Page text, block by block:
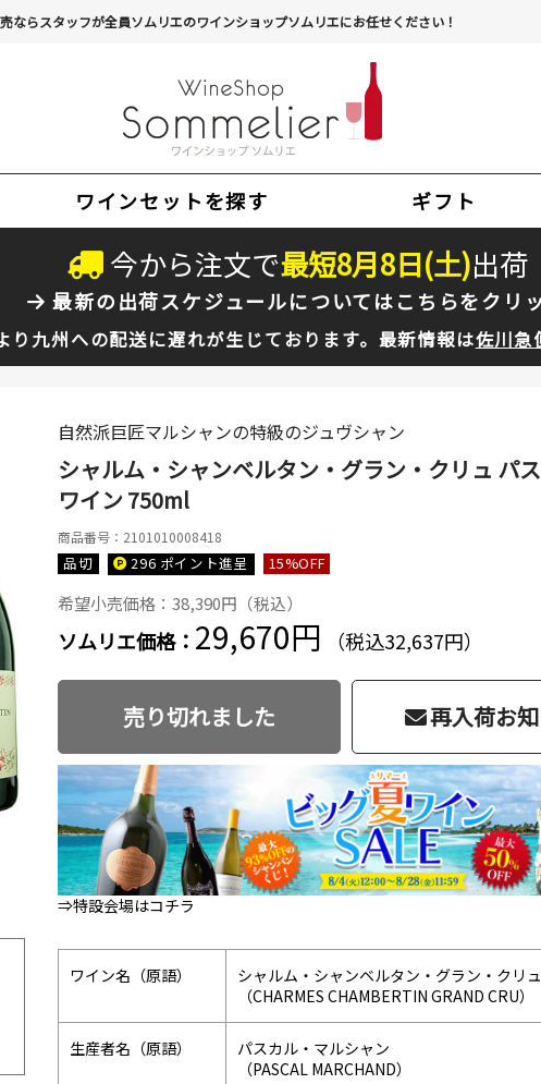
ならスタッフが全員ソムリエのワインショップソムリエにお任せください！
ワインセットを探す ギフト
今から注文で最短8月8日(土)出荷
最新の出荷スケジュールについてはこちらをクリ
り九州への配送に遅れが生じております。最新情報は佐川急
自然派巨匠マルシャンの特級のジュヴシャン
シャルム・シャンベルタン・グラン・クリュ パ
ワイン 750ml
商品番号：2101010008418
品切 296 ポイント進呈 15%OFF
希望小売価格：38,390円（税込）
ソムリエ価格： 29,670円 （税込32,637円）
売り切れました 再入荷お
⇒特設会場はコチラ
ワイン名（原語）
シャルム・シャンベルタン・グラン・クリ
（CHARMES CHAMBERTIN GRAND CRU）
生産者名（原語）
パスカル・マルシャン
（PASCAL MARCHAND）